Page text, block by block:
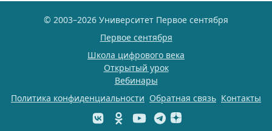
© 2003–2026 Университет Первое сентября
Первое сентября
Школа цифрового века
Открытый урок
Вебинары
Политика конфиденциальности Обратная связь Контакты